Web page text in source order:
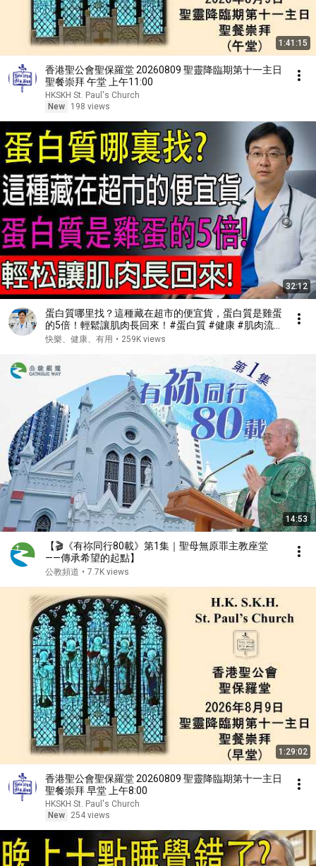
1:41:15
香港聖公會聖保羅堂 20260809 聖靈降臨期第十一主日
聖餐崇拜 午堂 上午11:00
HKSKH St. Paul's Church
New
198 views
32:12
蛋白質哪里找？這種藏在超市的便宜貨，蛋白質是雞蛋
的5倍！輕鬆讓肌肉長回來！#蛋白質 #健康 #肌肉流
失 #肌少症
快樂、健康、有用 • 259K views
14:53
【🎬《有祢同行80載》第1集｜聖母無原罪主教座堂
——傳承希望的起點】
公教頻道 • 7.7K views
1:29:02
香港聖公會聖保羅堂 20260809 聖靈降臨期第十一主日
聖餐崇拜 早堂 上午8:00
HKSKH St. Paul's Church
New
254 views